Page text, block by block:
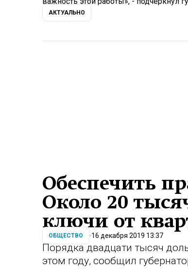
АКТУАЛЬНО
Обеспечить
Около 20
ключи от
ОБЩЕСТВО 16 декабря 2019 13:37
Порядка двадцати тысяч
этом году, сообщил